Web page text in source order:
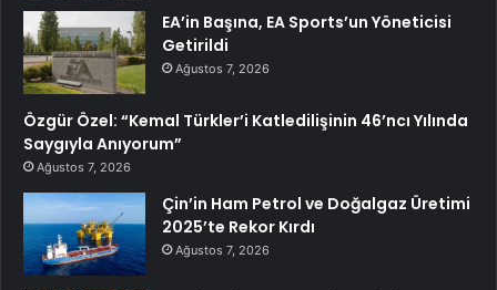
EA’in Başına, EA Sports’un Yöneticisi
Getirildi
Ağustos 7, 2026
Özgür Özel: “Kemal Türkler’i Katledilişinin 46’ncı Yılında
Saygıyla Anıyorum”
Ağustos 7, 2026
Çin’in Ham Petrol ve Doğalgaz Üretimi
2025’te Rekor Kırdı
Ağustos 7, 2026